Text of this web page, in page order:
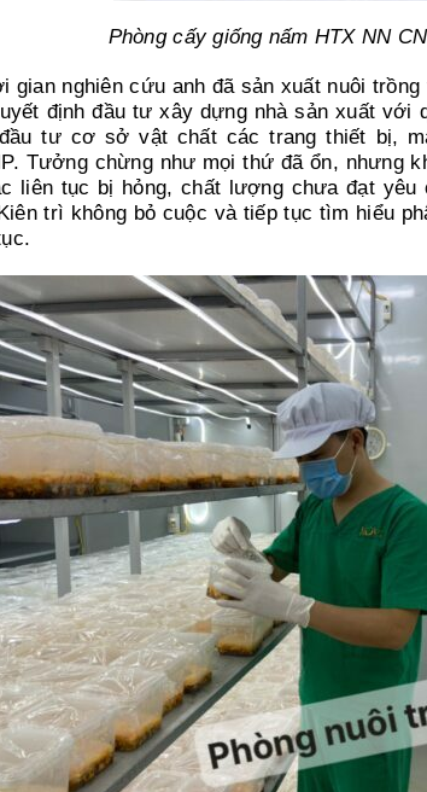
Phòng cấy giống nấm HTX NN
gian nghiên cứu anh đã sản xuất nuôi trồng
định đầu tư xây dựng nhà sản xuất
tư cơ sở vật chất các trang thiết bị,
Tưởng chừng như mọi thứ đã ổn, nhưng
liên tục bị hỏng, chất lượng chưa đạt
trì không bỏ cuộc và tiếp tục tìm hiểu